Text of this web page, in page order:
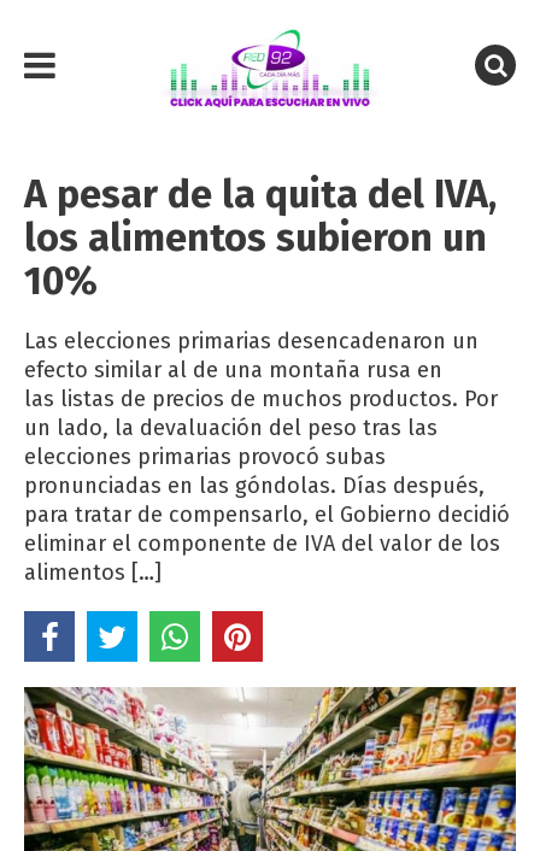
A pesar de la quita del IVA,
los alimentos subieron un
10%
Las elecciones primarias desencadenaron un
efecto similar al de una montaña rusa en
las listas de precios de muchos productos. Por
un lado, la devaluación del peso tras las
elecciones primarias provocó subas
pronunciadas en las góndolas. Días después,
para tratar de compensarlo, el Gobierno decidió
eliminar el componente de IVA del valor de los
alimentos […]